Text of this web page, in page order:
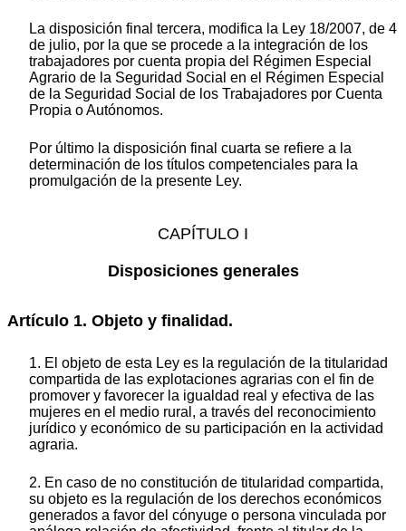
La disposición final tercera, modifica la Ley 18/2007, de 4
de julio, por la que se procede a la integración de los
trabajadores por cuenta propia del Régimen Especial
Agrario de la Seguridad Social en el Régimen Especial
de la Seguridad Social de los Trabajadores por Cuenta
Propia o Autónomos.
Por último la disposición final cuarta se refiere a la
determinación de los títulos competenciales para la
promulgación de la presente Ley.
CAPÍTULO I
Disposiciones generales
Artículo 1. Objeto y finalidad.
1. El objeto de esta Ley es la regulación de la titularidad
compartida de las explotaciones agrarias con el fin de
promover y favorecer la igualdad real y efectiva de las
mujeres en el medio rural, a través del reconocimiento
jurídico y económico de su participación en la actividad
agraria.
2. En caso de no constitución de titularidad compartida,
su objeto es la regulación de los derechos económicos
generados a favor del cónyuge o persona vinculada por